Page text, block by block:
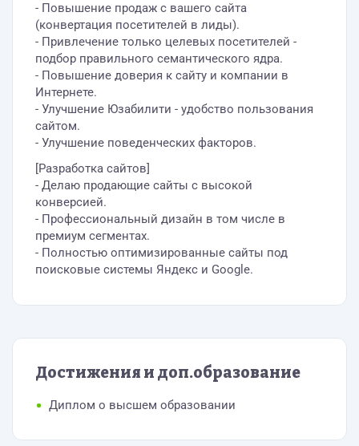
- Повышение продаж с вашего сайта
(конвертация посетителей в лиды).
- Привлечение только целевых посетителей -
подбор правильного семантического ядра.
- Повышение доверия к сайту и компании в
Интернете.
- Улучшение Юзабилити - удобство пользования
сайтом.
- Улучшение поведенческих факторов.
[Разработка сайтов]
- Делаю продающие сайты с высокой
конверсией.
- Профессиональный дизайн в том числе в
премиум сегментах.
- Полностью оптимизированные сайты под
поисковые системы Яндекс и Google.
Достижения и доп.образование
Диплом о высшем образовании